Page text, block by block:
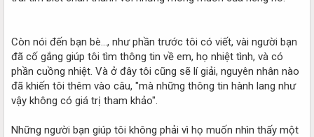
Còn nói đến bạn bè..., như phần trước tôi có viết, vài người bạn
đã cố gắng giúp tôi tìm thông tin về em, họ nhiệt tình, và có
phần cuồng nhiệt. Và ở đây tôi cũng sẽ lí giải, nguyên nhân nào
đã khiến tôi thêm vào câu, "mà những thông tin hành lang như
vậy không có giá trị tham khảo".
Những người bạn giúp tôi không phải vì họ muốn nhìn thấy một